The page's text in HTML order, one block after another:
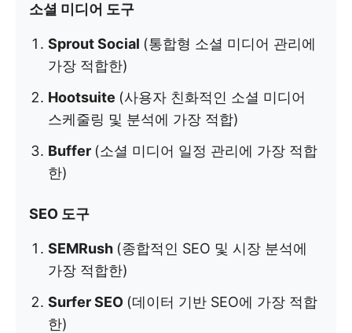
소셜 미디어 도구
Sprout Social (통합형 소셜 미디어 관리에
가장 적합한)
Hootsuite (사용자 친화적인 소셜 미디어
스케줄링 및 분석에 가장 적합)
Buffer (소셜 미디어 일정 관리에 가장 적합
한)
SEO 도구
SEMRush (종합적인 SEO 및 시장 분석에
가장 적합한)
Surfer SEO (데이터 기반 SEO에 가장 적합
한)